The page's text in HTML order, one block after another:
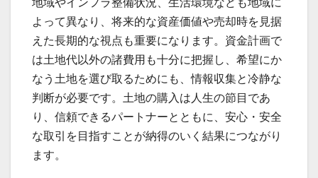
よって異なり、将来的な資産価値や売却時を見据
えた長期的な視点も重要になります。資金計画で
は土地代以外の諸費用も十分に把握し、希望にか
なう土地を選び取るためにも、情報収集と冷静な
判断が必要です。土地の購入は人生の節目であ
り、信頼できるパートナーとともに、安心・安全
な取引を目指すことが納得のいく結果につながり
ます。